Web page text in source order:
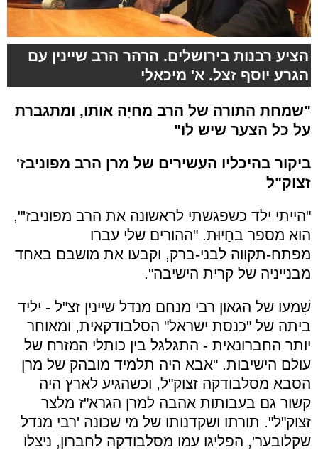
הציע רבנות בירושלים. הרהר הרב שיינין עם
הגרע יוסף זצל. א' מיכאלי
"שמחת התורה של הרב מחיָה אותו, ומתגברת
על כל הצער שיש לו"
ביקור בהיכליו העשירים של מרן הרב מפוניבז'
זצוק"ל
"הייתי ילד כשפגשתי לראשונה את הרב מפוניבז'",
הוא מספר בחַיוּת. "ההורים שלי עברו
מפתח-תקווה לבני-ברק, וקבעו את מושבם באחד
מבנייניה של קרית הישיבה".
שִׁמעו של הגאון רבי מנחם מנדל שיינין זצ"ל - יליד
ביתה של "כנסת ישראל" הסלבודקאית, ומאוחר
יותר החברונאית - התגלגל בין כותלי המזרח של
עולם הישיבות. "אבא היה תלמיד מובהק של מרן
הסבא מסלבודקה זצוק"ל, וכשהגיע לארץ היה
קשור גם בעבותות אהבה למרן הגרא"ז מלצר
זצוק"ל". תורתו ושקדנותו של מי שכונה 'רבי מנדל
שקלובער', הפליגו עמו מסלבודקה לחברון, ניצלו